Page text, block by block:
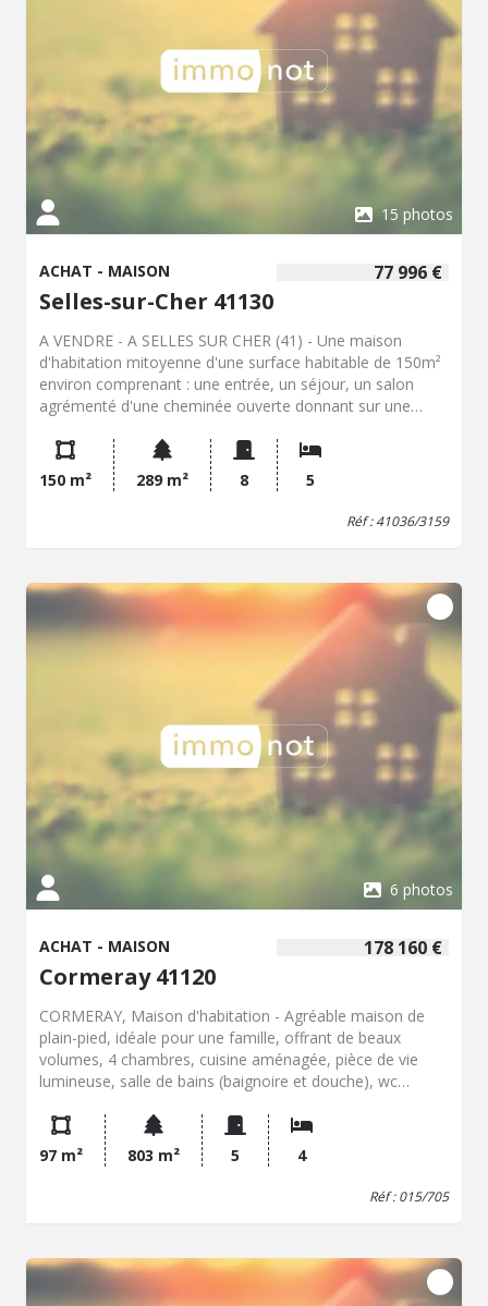
15 photos
77 996 €
ACHAT - MAISON
Selles-sur-Cher 41130
A VENDRE - A SELLES SUR CHER (41) - Une maison
d'habitation mitoyenne d'une surface habitable de 150m²
environ comprenant : une entrée, un séjour, un salon
agrémenté d'une cheminée ouverte donnant sur une
A l'étage : un palier desservant cinq chambres (dont deux
en enfilade), un bureau et une salle d'eau avec toilettes.
Confort : chauffage et production d'eau chaude par
chaudière gaz de ville et radiateurs électriques,
un abri en bois, terrain clos à l'arrière.
150 m² 289 m² 8 5
Réf : 41036/3159
6 photos
178 160 €
ACHAT - MAISON
Cormeray 41120
CORMERAY, Maison d'habitation - Agréable maison de
plain-pied, idéale pour une famille, offrant de beaux
volumes, 4 chambres, cuisine aménagée, pièce de vie
lumineuse, salle de bains (baignoire et douche), wc
cabane de jardin. - Classe énergie : D - Classe climat : B -
Montant estimé des dépenses annuelles d'énergie pour
un usage standard : 1720 à 2370 € (base 2023) - Prix Hon.
Négo Inclus : 178 160 € dont 4,80% Hon. Négo TTC
97 m² 803 m² 5 4
Réf : 015/705